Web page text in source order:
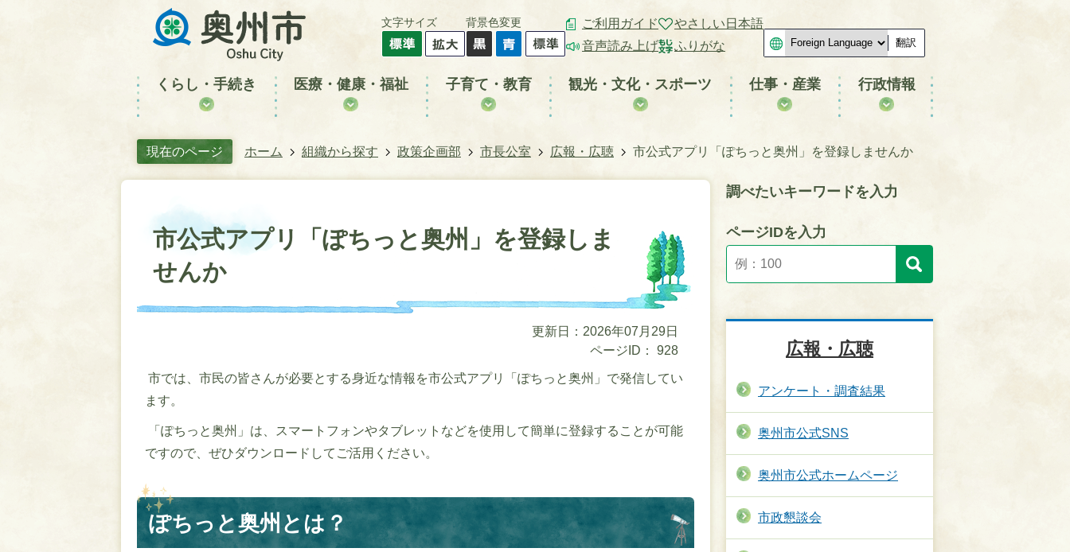
文字サイズ 背景色変更
ご利用ガイド
音声読み上げ
やさしい日本語
ふりがな
翻訳
くらし・手続き 医療・健康・福祉 子育て・教育 観光・文化・スポーツ 仕事・産業 行政情報
現在のページ ホーム 組織から探す 政策企画部 市長公室 広報・広聴 市公式アプリ「ぽちっと奥州」を登録しませんか
市公式アプリ「ぽちっと奥州」を登録しま
せんか
更新日：2026年07月29日
ページID：
928
市では、市民の皆さんが必要とする身近な情報を市公式アプリ「ぽちっと奥州」で発信してい
ます。
「ぽちっと奥州」は、スマートフォンやタブレットなどを使用して簡単に登録することが可能
ですので、ぜひダウンロードしてご活用ください。
ぽちっと奥州とは？
調べたいキーワードを入力
ページIDを入力
広報・広聴
アンケート・調査結果
奥州市公式SNS
奥州市公式ホームページ
市政懇談会